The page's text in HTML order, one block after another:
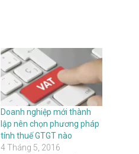
Doanh nghiệp mới thành
lập nên chọn phương pháp
tính thuế GTGT nào
4 Tháng 5, 2016